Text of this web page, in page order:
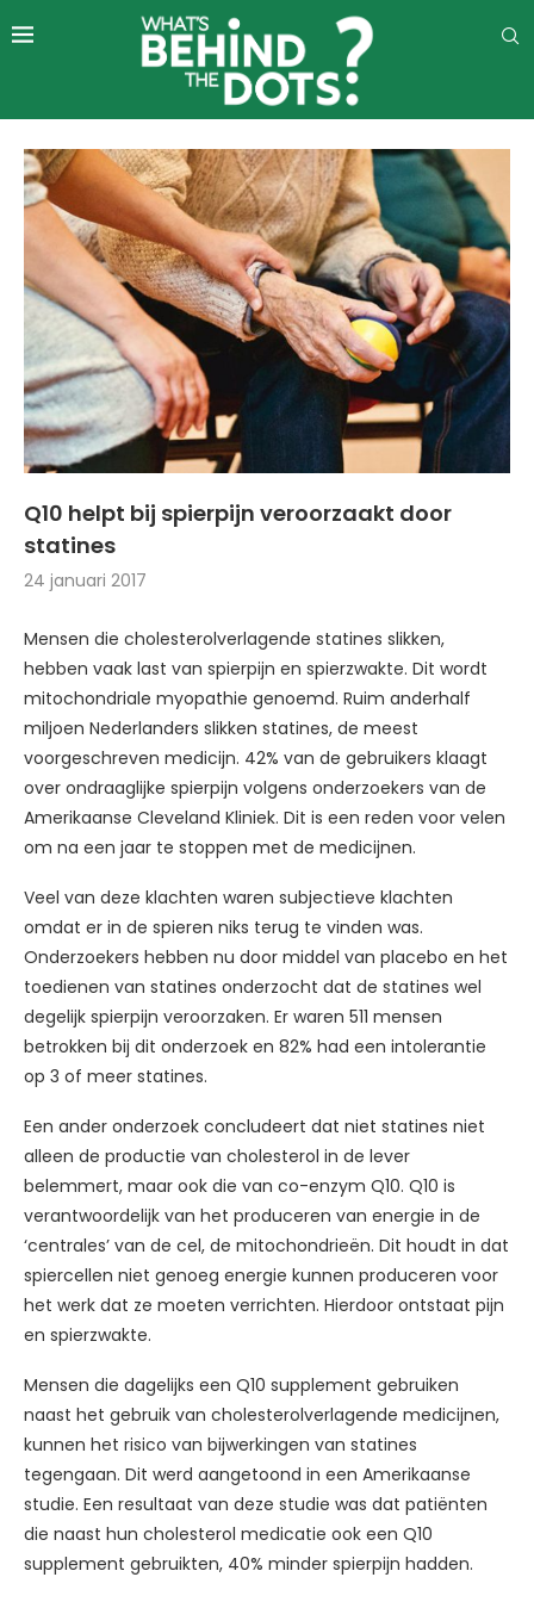
Q10 helpt bij spierpijn veroorzaakt door
statines
24 januari 2017
Mensen die cholesterolverlagende statines slikken,
hebben vaak last van spierpijn en spierzwakte. Dit wordt
mitochondriale myopathie genoemd. Ruim anderhalf
miljoen Nederlanders slikken statines, de meest
voorgeschreven medicijn. 42% van de gebruikers klaagt
over ondraaglijke spierpijn volgens onderzoekers van de
Amerikaanse Cleveland Kliniek. Dit is een reden voor velen
om na een jaar te stoppen met de medicijnen.
Veel van deze klachten waren subjectieve klachten
omdat er in de spieren niks terug te vinden was.
Onderzoekers hebben nu door middel van placebo en het
toedienen van statines onderzocht dat de statines wel
degelijk spierpijn veroorzaken. Er waren 511 mensen
betrokken bij dit onderzoek en 82% had een intolerantie
op 3 of meer statines.
Een ander onderzoek concludeert dat niet statines niet
alleen de productie van cholesterol in de lever
belemmert, maar ook die van co-enzym Q10. Q10 is
verantwoordelijk van het produceren van energie in de
‘centrales’ van de cel, de mitochondrieën. Dit houdt in dat
spiercellen niet genoeg energie kunnen produceren voor
het werk dat ze moeten verrichten. Hierdoor ontstaat pijn
en spierzwakte.
Mensen die dagelijks een Q10 supplement gebruiken
naast het gebruik van cholesterolverlagende medicijnen,
kunnen het risico van bijwerkingen van statines
tegengaan. Dit werd aangetoond in een Amerikaanse
studie. Een resultaat van deze studie was dat patiënten
die naast hun cholesterol medicatie ook een Q10
supplement gebruikten, 40% minder spierpijn hadden.